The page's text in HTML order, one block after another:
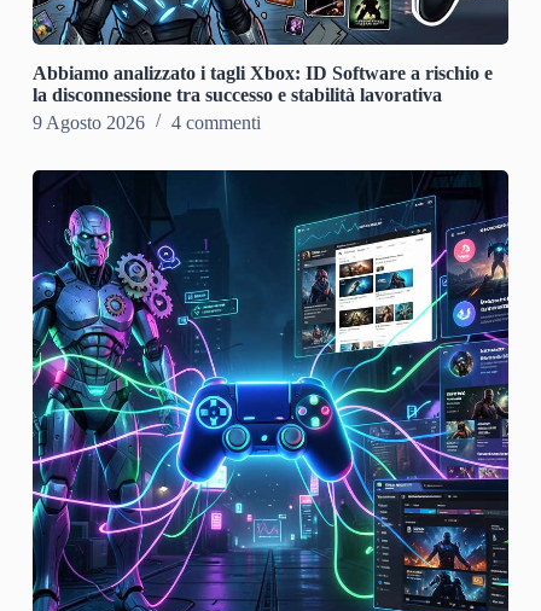
Abbiamo analizzato i tagli Xbox: ID Software a rischio e
la disconnessione tra successo e stabilità lavorativa
9 Agosto 2026
4 commenti